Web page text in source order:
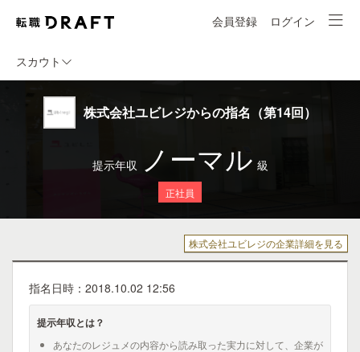
会員登録 ログイン
スカウト
株式会社ユビレジからの指名（第14回）
提示年収 ノーマル 級
正社員
株式会社ユビレジの企業詳細を見る
指名日時：2018.10.02 12:56
提示年収とは？
あなたのレジュメの内容から読み取った実力に対して、企業が